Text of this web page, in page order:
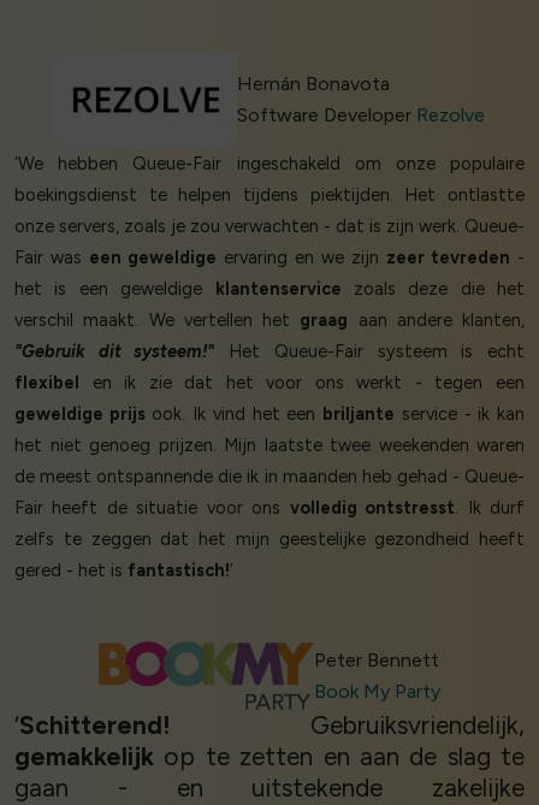
Hernán Bonavota
Software Developer Rezolve
‘We hebben Queue-Fair ingeschakeld om onze populaire
boekingsdienst te helpen tijdens piektijden. Het ontlastte
onze servers, zoals je zou verwachten - dat is zijn werk. Queue-
Fair was een geweldige ervaring en we zijn zeer tevreden -
het is een geweldige klantenservice zoals deze die het
verschil maakt. We vertellen het graag aan andere klanten,
"Gebruik dit systeem!" Het Queue-Fair systeem is echt
flexibel en ik zie dat het voor ons werkt - tegen een
geweldige prijsook. Ik vind het een briljante service - ik kan
het niet genoeg prijzen. Mijn laatste twee weekenden waren
de meest ontspannende die ik in maanden heb gehad - Queue-
Fair heeft de situatie voor ons volledig ontstresst. Ik durf
zelfs te zeggen dat het mijn geestelijke gezondheid heeft
gered - het is fantastisch!’
Peter Bennett
Book My Party
‘Schitterend! Gebruiksvriendelijk,
gemakkelijk op te zetten en aan de slag te
gaan - en uitstekende zakelijke